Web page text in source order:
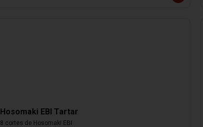
Hosomaki EBI Tartar
8 cortes de Hosomaki EBI